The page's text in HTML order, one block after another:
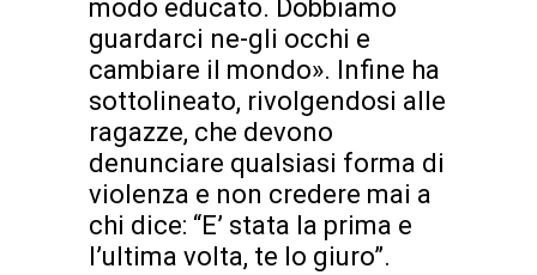
modo educato. Dobbiamo
guardarci ne-gli occhi e
cambiare il mondo». Infine ha
sottolineato, rivolgendosi alle
ragazze, che devono
denunciare qualsiasi forma di
violenza e non credere mai a
chi dice: “E’ stata la prima e
l’ultima volta, te lo giuro”.